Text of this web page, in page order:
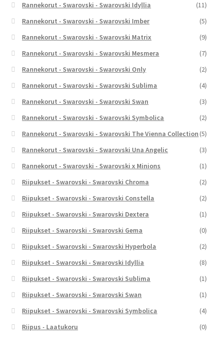
Rannekorut - Swarovski - Swarovski Idyllia
(11)
Rannekorut - Swarovski - Swarovski Imber
(5)
Rannekorut - Swarovski - Swarovski Matrix
(9)
Rannekorut - Swarovski - Swarovski Mesmera
(7)
Rannekorut - Swarovski - Swarovski Only
(2)
Rannekorut - Swarovski - Swarovski Sublima
(4)
Rannekorut - Swarovski - Swarovski Swan
(3)
Rannekorut - Swarovski - Swarovski Symbolica
(2)
Rannekorut - Swarovski - Swarovski The Vienna Collection (5)
Rannekorut - Swarovski - Swarovski Una Angelic
(3)
Rannekorut - Swarovski - Swarovski x Minions
(1)
Riipukset - Swarovski - Swarovski Chroma
(2)
Riipukset - Swarovski - Swarovski Constella
(2)
Riipukset - Swarovski - Swarovski Dextera
(1)
Riipukset - Swarovski - Swarovski Gema
(0)
Riipukset - Swarovski - Swarovski Hyperbola
(2)
Riipukset - Swarovski - Swarovski Idyllia
(8)
Riipukset - Swarovski - Swarovski Sublima
(1)
Riipukset - Swarovski - Swarovski Swan
(1)
Riipukset - Swarovski - Swarovski Symbolica
(4)
Riipus - Laatukoru
(0)